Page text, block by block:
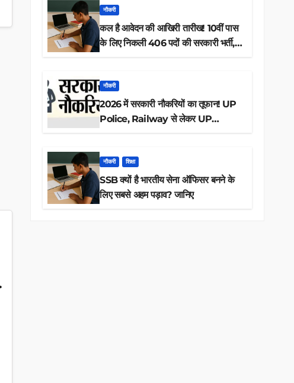
नौकरी
कल है आवेदन की आखिरी तारीख! 10वीं पास
के लिए निकली 406 पदों की सरकारी भर्ती,
नौकरी
2026 में सरकारी नौकरियों का तूफान! UP
Police, Railway से लेकर UP
नौकरी शिक्षा
SSB क्यों है भारतीय सेना ऑफिसर बनने के
लिए सबसे अहम पड़ाव? जानिए